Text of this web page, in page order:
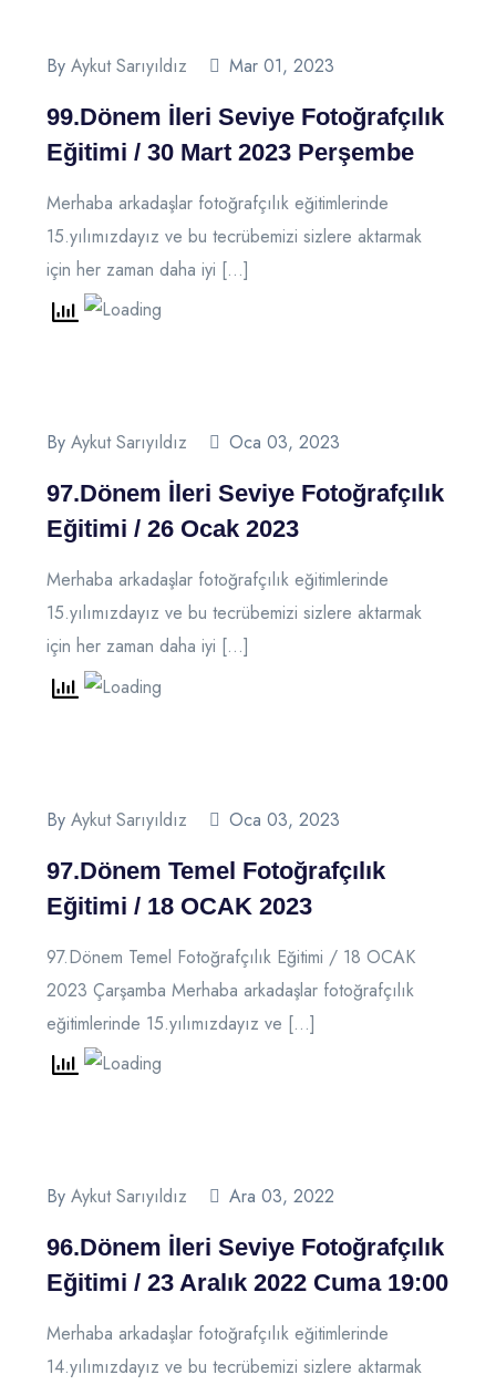
By Aykut Sarıyıldız Mar 01, 2023
99.Dönem İleri Seviye Fotoğrafçılık
Eğitimi / 30 Mart 2023 Perşembe
Merhaba arkadaşlar fotoğrafçılık eğitimlerinde
15.yılımızdayız ve bu tecrübemizi sizlere aktarmak
için her zaman daha iyi […]
By Aykut Sarıyıldız Oca 03, 2023
97.Dönem İleri Seviye Fotoğrafçılık
Eğitimi / 26 Ocak 2023
Merhaba arkadaşlar fotoğrafçılık eğitimlerinde
15.yılımızdayız ve bu tecrübemizi sizlere aktarmak
için her zaman daha iyi […]
By Aykut Sarıyıldız Oca 03, 2023
97.Dönem Temel Fotoğrafçılık
Eğitimi / 18 OCAK 2023
97.Dönem Temel Fotoğrafçılık Eğitimi / 18 OCAK
2023 Çarşamba Merhaba arkadaşlar fotoğrafçılık
eğitimlerinde 15.yılımızdayız ve […]
By Aykut Sarıyıldız Ara 03, 2022
96.Dönem İleri Seviye Fotoğrafçılık
Eğitimi / 23 Aralık 2022 Cuma 19:00
Merhaba arkadaşlar fotoğrafçılık eğitimlerinde
14.yılımızdayız ve bu tecrübemizi sizlere aktarmak